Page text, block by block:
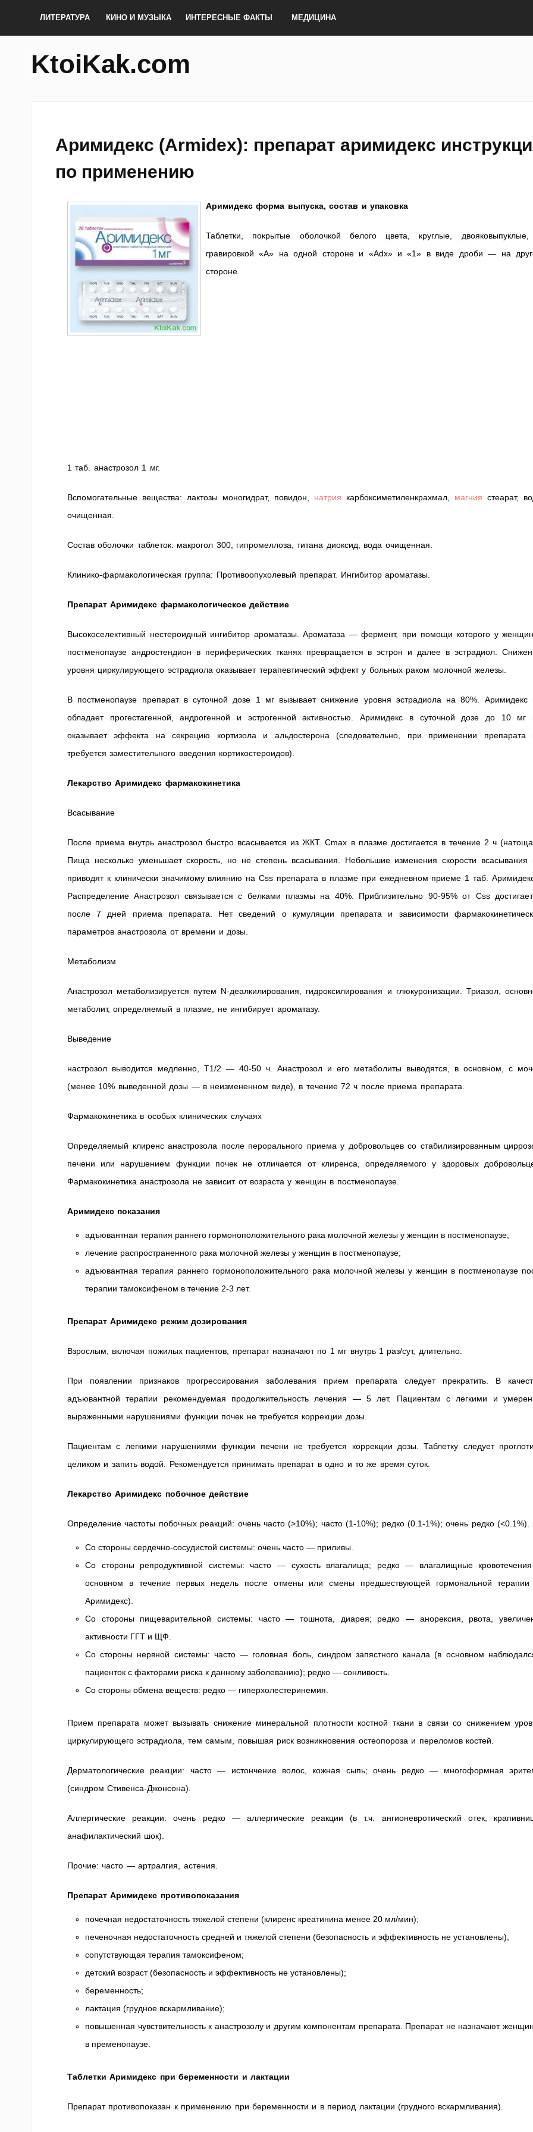
ЛИТЕРАТУРА КИНО И МУЗЫКА ИНТЕРЕСНЫЕ ФАКТЫ МЕДИЦИНА
KtoiKak.com
Аримидекс (Armidex): препарат аримидекс
по применению
Аримидекс форма выпуска, состав и упаковка
Таблетки, покрытые оболочкой белого цвета, круглые,
гравировкой «А» на одной стороне и «Adx» и «1» в виде дроби — на
стороне.
1 таб. анастрозол 1 мг.
Вспомогательные вещества: лактозы моногидрат, повидон, натрия карбоксиметиленкрахмал, магния стеарат,
очищенная.
Состав оболочки таблеток: макрогол 300, гипромеллоза, титана диоксид, вода очищенная.
Клинико-фармакологическая группа: Противоопухолевый препарат. Ингибитор ароматазы.
Препарат Аримидекс фармакологическое действие
Высокоселективный нестероидный ингибитор ароматазы. Ароматаза — фермент, при помощи которого у
постменопаузе андростендион в периферических тканях превращается в эстрон и далее в эстрадиол.
уровня циркулирующего эстрадиола оказывает терапевтический эффект у больных раком молочной железы.
В постменопаузе препарат в суточной дозе 1 мг вызывает снижение уровня эстрадиола на 80%. Аримидекс
обладает прогестагенной, андрогенной и эстрогенной активностью. Аримидекс в суточной дозе до 10 мг
оказывает эффекта на секрецию кортизола и альдостерона (следовательно, при применении препарата
требуется заместительного введения кортикостероидов).
Лекарство Аримидекс фармакокинетика
Всасывание
После приема внутрь анастрозол быстро всасывается из ЖКТ. Cmax в плазме достигается в течение 2 ч
Пища несколько уменьшает скорость, но не степень всасывания. Небольшие изменения скорости всасывания
приводят к клинически значимому влиянию на Сss препарата в плазме при ежедневном приеме 1 таб.
Распределение Анастрозол связывается с белками плазмы на 40%. Приблизительно 90-95% от Сss
после 7 дней приема препарата. Нет сведений о кумуляции препарата и зависимости
параметров анастрозола от времени и дозы.
Метаболизм
Анастрозол метаболизируется путем N-деалкилирования, гидроксилирования и глюкуронизации. Триазол,
метаболит, определяемый в плазме, не ингибирует ароматазу.
Выведение
настрозол выводится медленно, T1/2 — 40-50 ч. Анастрозол и его метаболиты выводятся, в основном, с
(менее 10% выведенной дозы — в неизмененном виде), в течение 72 ч после приема препарата.
Фармакокинетика в особых клинических случаях
Определяемый клиренс анастрозола после перорального приема у добровольцев со стабилизированным
печени или нарушением функции почек не отличается от клиренса, определяемого у здоровых
Фармакокинетика анастрозола не зависит от возраста у женщин в постменопаузе.
Аримидекс показания
адъювантная терапия раннего гормоноположительного рака молочной железы у женщин в постменопаузе;
лечение распространенного рака молочной железы у женщин в постменопаузе;
адъювантная терапия раннего гормоноположительного рака молочной железы у женщин в постменопаузе
терапии тамоксифеном в течение 2-3 лет.
Препарат Аримидекс режим дозирования
Взрослым, включая пожилых пациентов, препарат назначают по 1 мг внутрь 1 раз/сут, длительно.
При появлении признаков прогрессирования заболевания прием препарата следует прекратить. В
адъювантной терапии рекомендуемая продолжительность лечения — 5 лет. Пациентам с легкими и
выраженными нарушениями функции почек не требуется коррекции дозы.
Пациентам с легкими нарушениями функции печени не требуется коррекции дозы. Таблетку следует
целиком и запить водой. Рекомендуется принимать препарат в одно и то же время суток.
Лекарство Аримидекс побочное действие
Определение частоты побочных реакций: очень часто (>10%); часто (1-10%); редко (0.1-1%); очень редко (<0.1%).
Со стороны сердечно-сосудистой системы: очень часто — приливы.
Со стороны репродуктивной системы: часто — сухость влагалища; редко — влагалищные
основном в течение первых недель после отмены или смены предшествующей гормональной
Аримидекс).
Со стороны пищеварительной системы: часто — тошнота, диарея; редко — анорексия, рвота,
активности ГГТ и ЩФ.
Со стороны нервной системы: часто — головная боль, синдром запястного канала (в основном
пациенток с факторами риска к данному заболеванию); редко — сонливость.
Со стороны обмена веществ: редко — гиперхолестеринемия.
Прием препарата может вызывать снижение минеральной плотности костной ткани в связи со снижением
циркулирующего эстрадиола, тем самым, повышая риск возникновения остеопороза и переломов костей.
Дерматологические реакции: часто — истончение волос, кожная сыпь; очень редко — многоформная
(синдром Стивенса-Джонсона).
Аллергические реакции: очень редко — аллергические реакции (в т.ч. ангионевротический отек,
анафилактический шок).
Прочие: часто — артралгия, астения.
Препарат Аримидекс противопоказания
почечная недостаточность тяжелой степени (клиренс креатинина менее 20 мл/мин);
печеночная недостаточность средней и тяжелой степени (безопасность и эффективность не установлены);
сопутствующая терапия тамоксифеном;
детский возраст (безопасность и эффективность не установлены);
беременность;
лактация (грудное вскармливание);
повышенная чувствительность к анастрозолу и другим компонентам препарата. Препарат не назначают
в пременопаузе.
Таблетки Аримидекс при беременности и лактации
Препарат противопоказан к применению при беременности и в период лактации (грудного вскармливания).